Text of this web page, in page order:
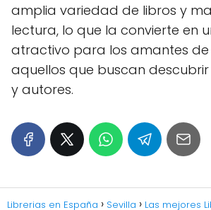
amplia variedad de libros y
lectura, lo que la convierte en
atractivo para los amantes
aquellos que buscan
y autores.
Librerias en España Sevilla
Las mejores